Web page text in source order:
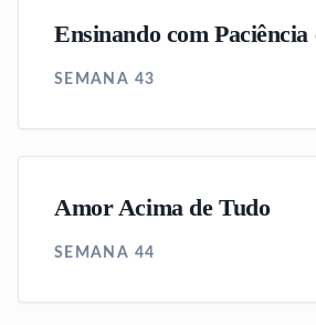
Ensinando com
SEMANA 43
Amor Acima de Tudo
SEMANA 44